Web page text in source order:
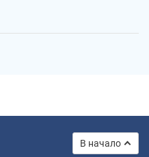
В начало